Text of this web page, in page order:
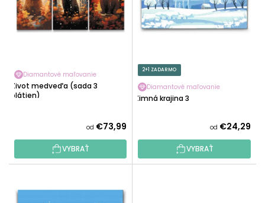
O
T
O
V
K
T
Diamantové maľovanie
Život medveďa (sada 3
plátien)
od €73,99
VYBRAŤ
2+1 ZADARMO
Diamantové maľovanie
Zimná krajina 3
od €24,29
VYBRAŤ